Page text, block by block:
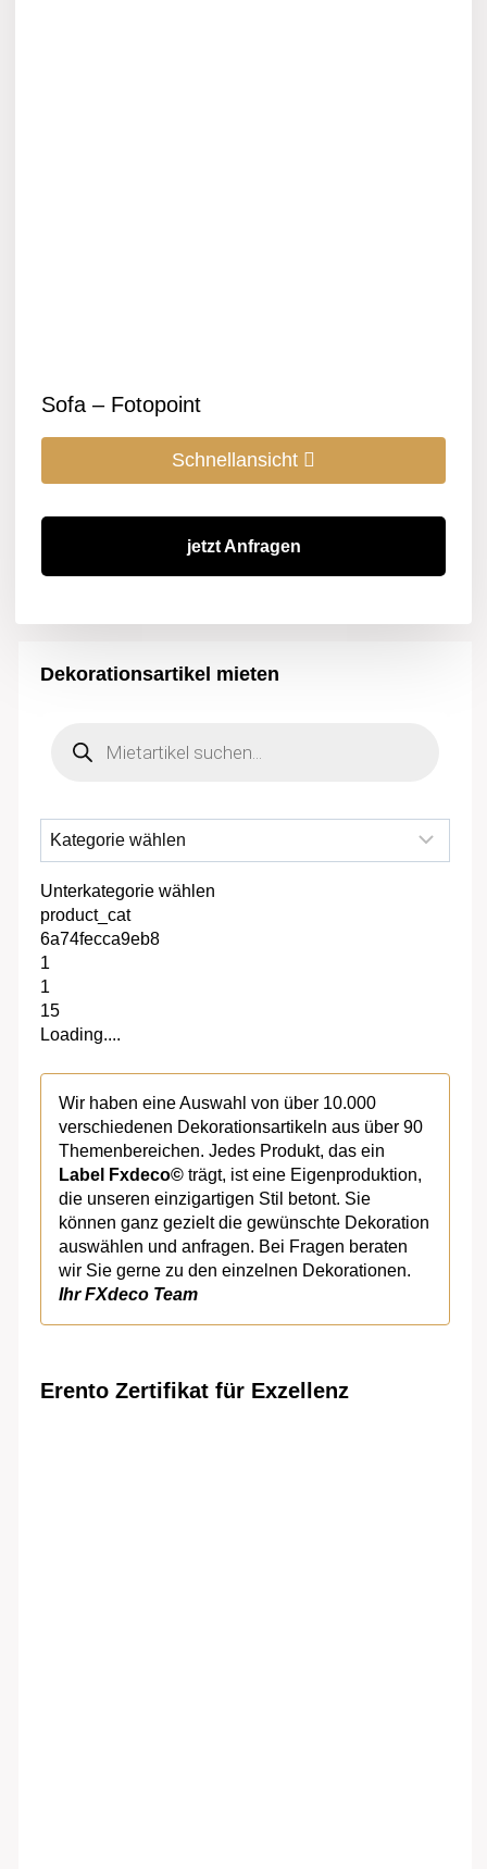
Sofa – Fotopoint
Schnellansicht
jetzt Anfragen
Dekorationsartikel mieten
search
Unterkategorie wählen
product_cat
6a74fecca9eb8
1
1
15
Loading....
Wir haben eine Auswahl von über 10.000
verschiedenen Dekorationsartikeln aus über 90
Themenbereichen. Jedes Produkt, das ein
Label Fxdeco©trägt, ist eine Eigenproduktion,
die unseren einzigartigen Stil betont. Sie
können ganz gezielt die gewünschte Dekoration
auswählen und anfragen. Bei Fragen beraten
wir Sie gerne zu den einzelnen Dekorationen.
Ihr FXdeco Team
Erento Zertifikat für Exzellenz